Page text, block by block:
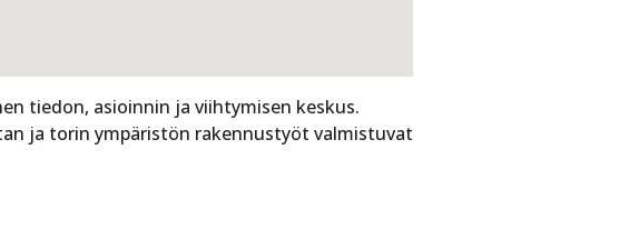
tiedon, asioinnin ja viihtymisen keskus.
ja torin ympäristön rakennustyöt valmistuvat